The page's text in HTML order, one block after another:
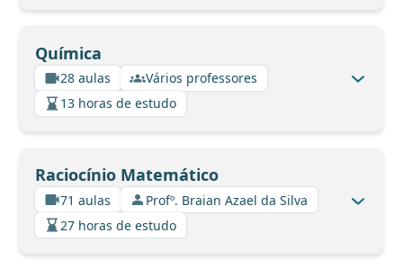
Química
28 aulas
Vários professores
13 horas de estudo
Raciocínio Matemático
71 aulas
Profº. Braian Azael da Silva
27 horas de estudo